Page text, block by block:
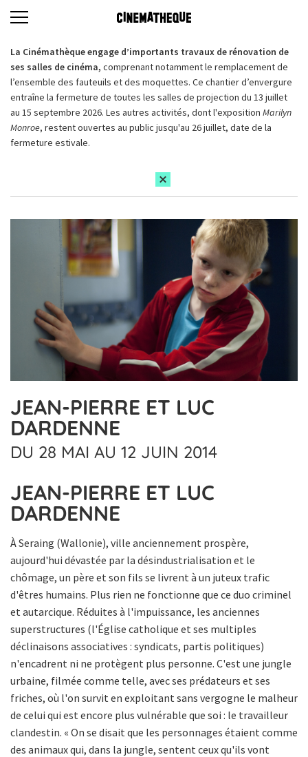
La Cinémathèque engage d’importants travaux de rénovation de
ses salles de cinéma, comprenant notamment le remplacement de
l’ensemble des fauteuils et des moquettes. Ce chantier d’envergure
entraîne la fermeture de toutes les salles de projection du 13 juillet
au 15 septembre 2026. Les autres activités, dont l'exposition Marilyn
Monroe, restent ouvertes au public jusqu'au 26 juillet, date de la
fermeture estivale.
JEAN-PIERRE ET LUC
DARDENNE
DU 28 MAI AU 12 JUIN 2014
JEAN-PIERRE ET LUC
DARDENNE
À Seraing (Wallonie), ville anciennement prospère,
aujourd'hui dévastée par la désindustrialisation et le
chômage, un père et son fils se livrent à un juteux trafic
d'êtres humains. Plus rien ne fonctionne que ce duo criminel
et autarcique. Réduites à l'impuissance, les anciennes
superstructures (l'Église catholique et ses multiples
déclinaisons associatives : syndicats, partis politiques)
n'encadrent ni ne protègent plus personne. C'est une jungle
urbaine, filmée comme telle, avec ses prédateurs et ses
friches, où l'on survit en exploitant sans vergogne le malheur
de celui qui est encore plus vulnérable que soi : le travailleur
clandestin. « On se disait que les personnages étaient comme
des animaux qui, dans la jungle, sentent ceux qu'ils vont